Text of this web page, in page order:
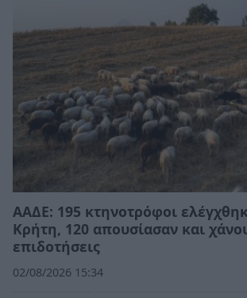
ΑΑΔΕ: 195 κτηνοτρόφοι
Κρήτη, 120 απουσίασαν και
επιδοτήσεις
02/08/2026 15:34